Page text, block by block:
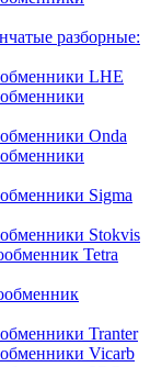
разборные:
LHE
Onda
Sigma
Stokvis
Tetra
Tranter
Vicarb